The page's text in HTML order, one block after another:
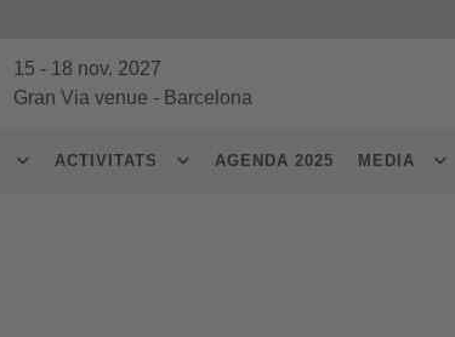
15 - 18 nov. 2027
Gran Via venue - Barcelona
ACTIVITATS AGENDA 2025 MEDIA